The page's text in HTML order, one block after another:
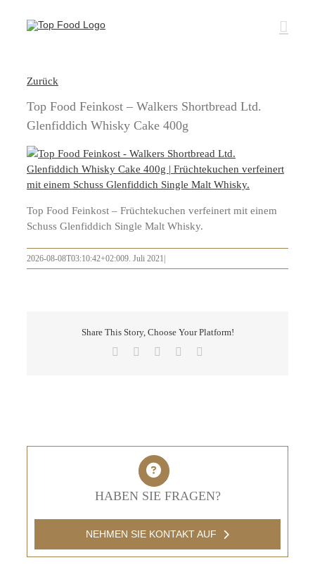
Inhalt
Zurück
Top Food Feinkost – Walkers Shortbread Ltd.
Glenfiddich Whisky Cake 400g
Top Food Feinkost – Früchtekuchen verfeinert mit einem
Schuss Glenfiddich Single Malt Whisky.
2026-08-08T03:10:42+02:009. Juli 2021
Share This Story, Choose Your Platform!
Facebook LinkedInPinterest
HABEN SIE FRAGEN?
NEHMEN SIE KONTAKT AUF